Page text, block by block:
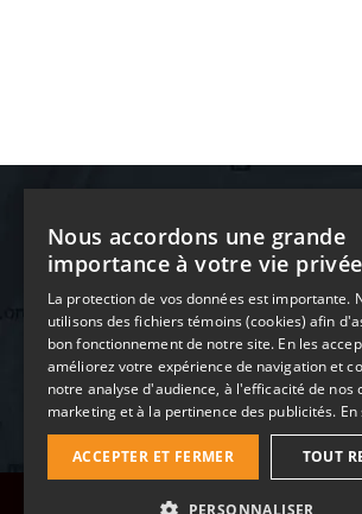
Membre de la Chambre
des notaires du Québec ( CNQ)
Copyright © 2026 Me.
Nous accordons une grande
importance à votre vie
La protection de vos données est importante.
utilisons des fichiers témoins (cookies) afin
bon fonctionnement de notre site. En les
améliorez votre expérience de navigation et
notre analyse d'audience, à l'efficacité de nos
marketing et à la pertinence des publicités.
ACCEPTER ET FERMER TOUT
PERSONNALISER